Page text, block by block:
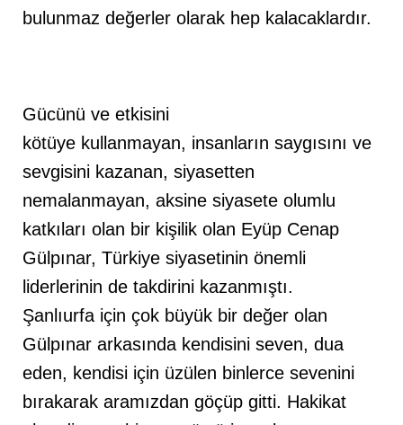
bulunmaz değerler olarak hep kalacaklardır.
Gücünü ve etkisini
kötüye kullanmayan, insanların saygısını ve
sevgisini kazanan, siyasetten
nemalanmayan, aksine siyasete olumlu
katkıları olan bir kişilik olan Eyüp Cenap
Gülpınar, Türkiye siyasetinin önemli
liderlerinin de takdirini kazanmıştı.
Şanlıurfa için çok büyük bir değer olan
Gülpınar arkasında kendisini seven, dua
eden, kendisi için üzülen binlerce sevenini
bırakarak aramızdan göçüp gitti. Hakikat